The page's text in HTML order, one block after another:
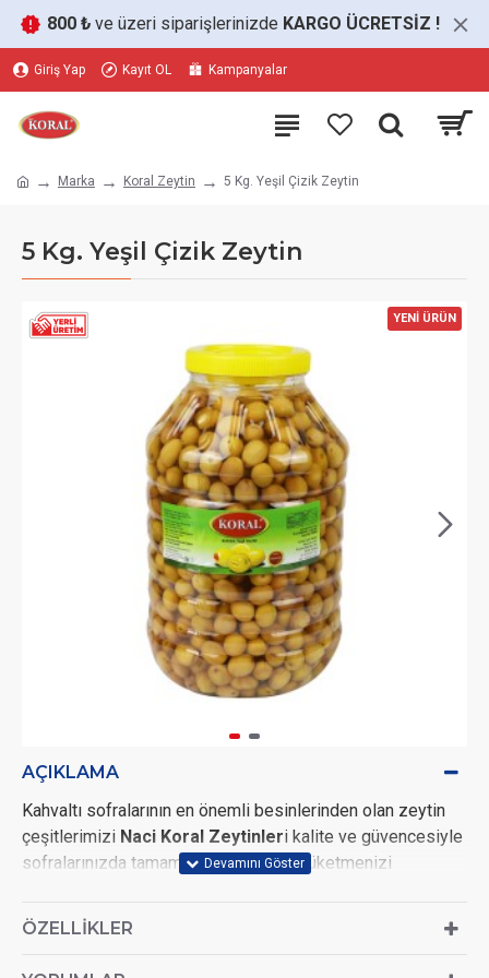
800 ₺ve üzeri siparişlerinizde KARGO ÜCRETSİZ !
Giriş Yap Kayıt OL Kampanyalar
Marka Koral Zeytin 5 Kg. Yeşil Çizik Zeytin
5 Kg. Yeşil Çizik Zeytin
YENİ ÜRÜN
AÇIKLAMA
Kahvaltı sofralarının en önemli besinlerinden olan zeytin
çeşitlerimizi Naci Koral Zeytinleri kalite ve güvencesiyle
sofralarınızda tamamen doğal olarak tüketmenizi
geleneksel bıçakla çizme yöntemi ile çiziyoruz.
ÖZELLIKLER